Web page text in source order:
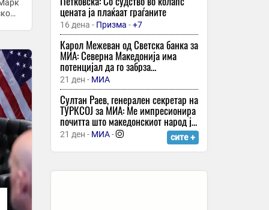
Голема промена во Gmail: Се укинува
една од најпопуларните опции
19 минути -Независен
Најдени тројца авганистански
мигранти кај Гевглеија, едниот имал
прострелна рана од огнено оружје
19 минути -24 Инфо
Големата трка за вештачка
интелигенција: Кој веќе заработува
милијарди, а кој сè уште троши
огромни суми?
19 минути -Инфо
Тетовец ја избркал сопругата од дома
цената ја плаќаат граѓаните
16 дена - Призма -+7
Карол Межеван од Светска банка за
МИА: Северна Македонија има
потенцијал да го забрза
економскиот раст, потребни се
структурни реформи
21 ден - МИА
Султан Раев, генерален секретар на
ТУРКСОЈ за МИА: Ме импресионира
почитта што македонскиот народ ја
покажува кон својата историја
21 ден - МИА - сите +